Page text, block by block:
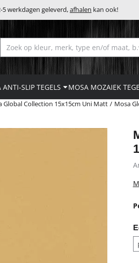
werkdagen geleverd,afhalen kan ook!
ANTI-SLIP TEGELS MOSA MOZAIEK
Global Collection 15x15cm Uni Matt / Mosa